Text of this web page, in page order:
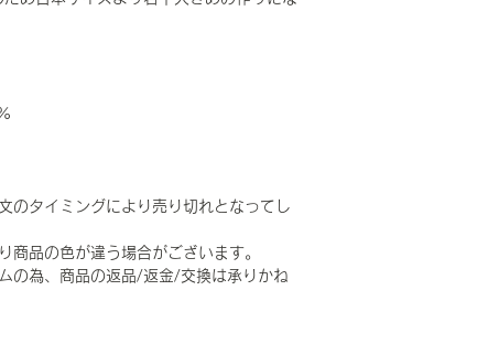
のタイミングにより売り切れとなってし
商品の色が違う場合がございます。
の為、商品の返品/返金/交換は承りかね